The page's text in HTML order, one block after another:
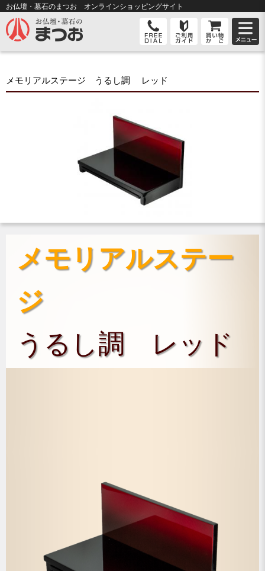
お仏壇・墓石のまつお オンラインショッピングサイト
メモリアルステージ うるし調 レッド
メモリアルステー
ジ
うるし調 レッド